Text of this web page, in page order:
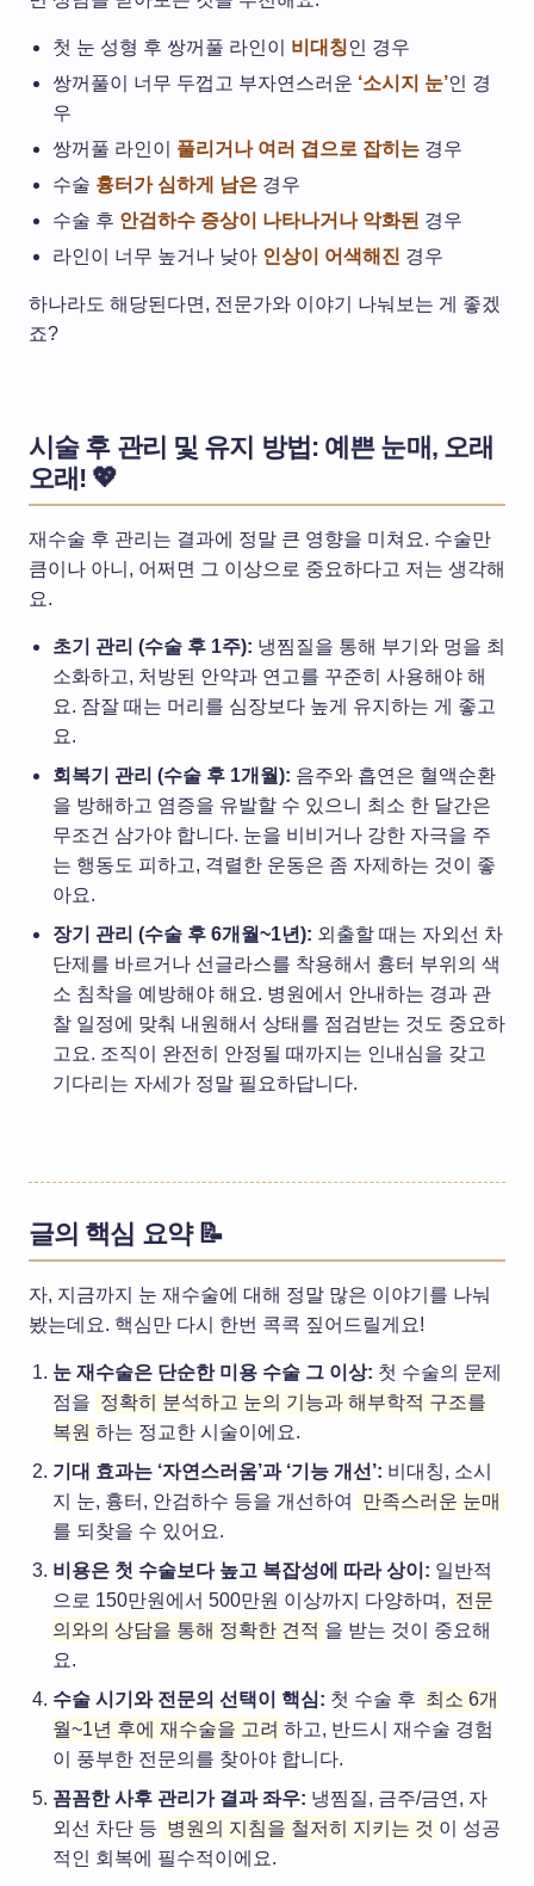
첫 눈 성형 후 쌍꺼풀 라인이 비대칭인 경우
쌍꺼풀이 너무 두껍고 부자연스러운 ‘소시지 눈’인 경
우
쌍꺼풀 라인이 풀리거나 여러 겹으로 잡히는 경우
수술 흉터가 심하게 남은 경우
수술 후 안검하수 증상이 나타나거나 악화된 경우
라인이 너무 높거나 낮아 인상이 어색해진 경우
하나라도 해당된다면, 전문가와 이야기 나눠보는 게 좋겠
죠?
시술 후 관리 및 유지 방법: 예쁜 눈매, 오래
오래! 💖
재수술 후 관리는 결과에 정말 큰 영향을 미쳐요. 수술만
큼이나 아니, 어쩌면 그 이상으로 중요하다고 저는 생각해
요.
초기 관리 (수술 후 1주): 냉찜질을 통해 부기와 멍을 최
소화하고, 처방된 안약과 연고를 꾸준히 사용해야 해
요. 잠잘 때는 머리를 심장보다 높게 유지하는 게 좋고
요.
회복기 관리 (수술 후 1개월): 음주와 흡연은 혈액순환
을 방해하고 염증을 유발할 수 있으니 최소 한 달간은
무조건 삼가야 합니다. 눈을 비비거나 강한 자극을 주
는 행동도 피하고, 격렬한 운동은 좀 자제하는 것이 좋
아요.
장기 관리 (수술 후 6개월~1년): 외출할 때는 자외선 차
단제를 바르거나 선글라스를 착용해서 흉터 부위의 색
소 침착을 예방해야 해요. 병원에서 안내하는 경과 관
찰 일정에 맞춰 내원해서 상태를 점검받는 것도 중요하
고요. 조직이 완전히 안정될 때까지는 인내심을 갖고
기다리는 자세가 정말 필요하답니다.
글의 핵심 요약 📝
자, 지금까지 눈 재수술에 대해 정말 많은 이야기를 나눠
봤는데요. 핵심만 다시 한번 콕콕 짚어드릴게요!
눈 재수술은 단순한 미용 수술 그 이상: 첫 수술의 문제
점을 정확히 분석하고 눈의 기능과 해부학적 구조를
복원 하는 정교한 시술이에요.
기대 효과는 ‘자연스러움’과 ‘기능 개선’: 비대칭, 소시
지 눈, 흉터, 안검하수 등을 개선하여
만족스러운 눈매
를 되찾을 수 있어요.
비용은 첫 수술보다 높고 복잡성에 따라 상이: 일반적
으로 150만원에서 500만원 이상까지 다양하며, 전문
의와의 상담을 통해 정확한 견적 을 받는 것이 중요해
요.
수술 시기와 전문의 선택이 핵심: 첫 수술 후 최소 6개
월~1년 후에 재수술을 고려 하고, 반드시 재수술 경험
이 풍부한 전문의를 찾아야 합니다.
꼼꼼한 사후 관리가 결과 좌우: 냉찜질, 금주/금연, 자
외선 차단 등 병원의 지침을 철저히 지키는 것 이 성공
적인 회복에 필수적이에요.